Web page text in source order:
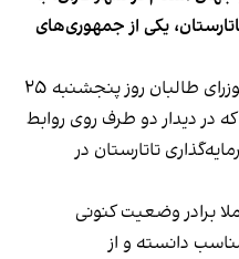
یکی از جمهوری‌های
دفتر معاونیت اقتصادی ریاست‌الوزرای طالبان روز پنجشنبه ۲۵
که در دیدار دو طرف روی روابط
تاتارستان در
برادر وضعیت کنونی
دانسته و از